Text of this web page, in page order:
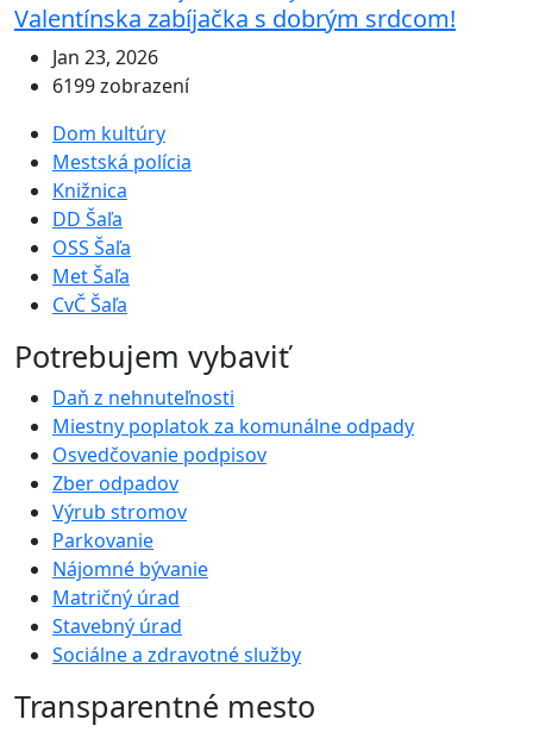
Valentínska zabíjačka s dobrým srdcom!
Jan 23, 2026
6199 zobrazení
Dom kultúry
Mestská polícia
Knižnica
DD Šaľa
OSS Šaľa
Met Šaľa
CvČ Šaľa
Potrebujem vybaviť
Daň z nehnuteľnosti
Miestny poplatok za komunálne odpady
Osvedčovanie podpisov
Zber odpadov
Výrub stromov
Parkovanie
Nájomné bývanie
Matričný úrad
Stavebný úrad
Sociálne a zdravotné služby
Transparentné mesto